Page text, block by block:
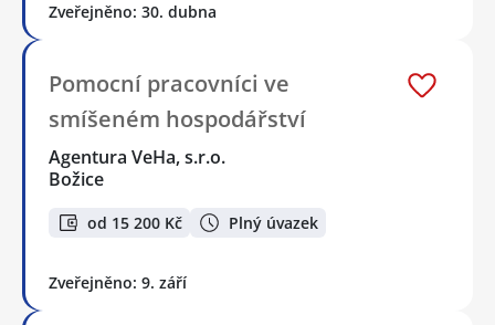
Zveřejněno: 30. dubna
Pomocní pracovníci ve
smíšeném hospodářství
Agentura VeHa, s.r.o.
Božice
od 15 200 Kč Plný úvazek
Zveřejněno: 9. září